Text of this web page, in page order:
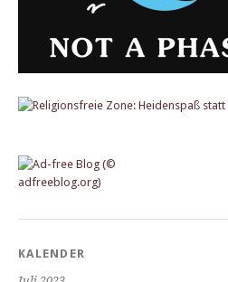
KALENDER